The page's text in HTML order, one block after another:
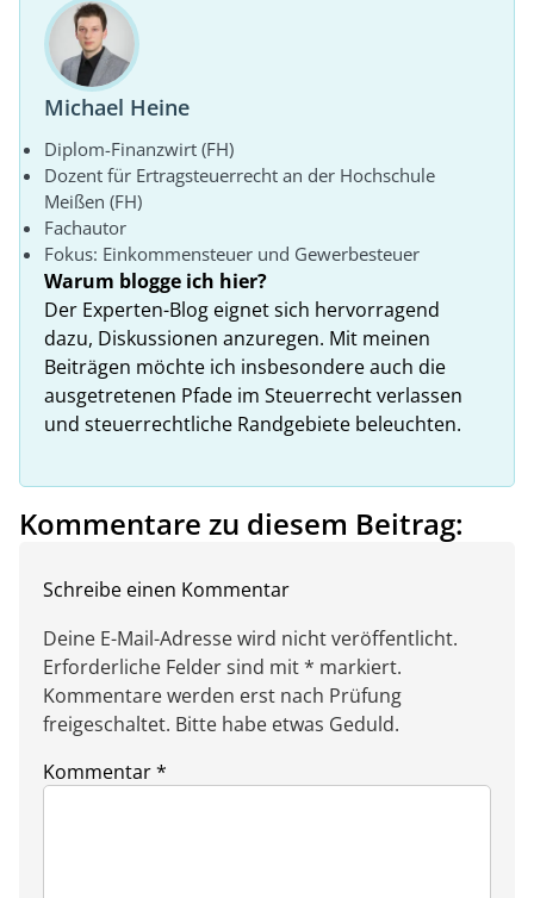
Michael Heine
Diplom-Finanzwirt (FH)
Dozent für Ertragsteuerrecht an der Hochschule
Meißen (FH)
Fachautor
Fokus: Einkommensteuer und Gewerbesteuer
Warum blogge ich hier?
Der Experten-Blog eignet sich hervorragend
dazu, Diskussionen anzuregen. Mit meinen
Beiträgen möchte ich insbesondere auch die
ausgetretenen Pfade im Steuerrecht verlassen
und steuerrechtliche Randgebiete beleuchten.
Kommentare zu diesem Beitrag:
Schreibe einen Kommentar
Deine E-Mail-Adresse wird nicht veröffentlicht.
Erforderliche Felder sind mit * markiert.
Kommentare werden erst nach Prüfung
freigeschaltet. Bitte habe etwas Geduld.
Kommentar*